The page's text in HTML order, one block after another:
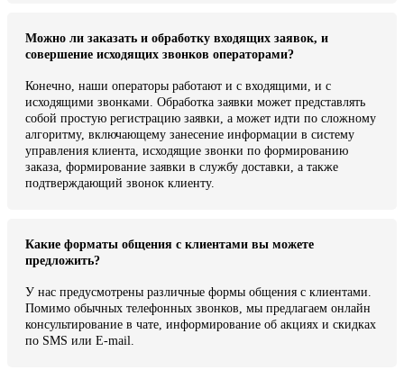
Можно ли заказать и обработку входящих заявок, и
совершение исходящих звонков операторами?
Конечно, наши операторы работают и с входящими, и с
исходящими звонками. Обработка заявки может представлять
собой простую регистрацию заявки, а может идти по сложному
алгоритму, включающему занесение информации в систему
управления клиента, исходящие звонки по формированию
заказа, формирование заявки в службу доставки, а также
подтверждающий звонок клиенту.
Какие форматы общения с клиентами вы можете
предложить?
У нас предусмотрены различные формы общения с клиентами.
Помимо обычных телефонных звонков, мы предлагаем онлайн
консультирование в чате, информирование об акциях и скидках
по SMS или E-mail.